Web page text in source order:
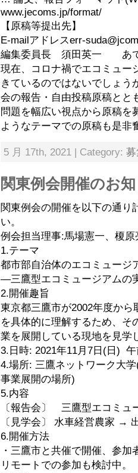
www.jecoms.jp/format/
【原稿等提出先】
E-mailアドレスerr-
編集委員長 須田英一 あ
現在、コロナ禍でエコミュー
きているのではないでしょう
会の報告・自由投稿原稿とと
問題を幅広い視点から原稿を
ようなテーマでの原稿も是非
5 月 17th, 2021 | Category:
関東例会開催のお
関東例会の開催を以下の通り
い。
例会担当理事:馬場憲一、榎
1.テーマ
都市部自治体のエコミュージ
―三鷹型エコミュージアムの
2.開催趣旨
東京都三鷹市が2002年度か
を具体的に理解するため、そ
業を展開している現地を見学
3.日時: 2021年11月7日(日)
4.場所: 三鷹ネットワーク大
事業展開の場所)
5.内容
〔報告会〕 三鷹型エコミュ
〔見学会〕 水車経営農家 →
6.開催方法
・三鷹市と共催で開催、参
リモートでの参加も検討中。